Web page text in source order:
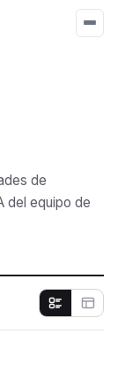
de
del equipo de